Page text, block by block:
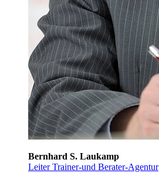
Bernhard S. Laukamp
Leiter Trainer-und Berater-Agentur